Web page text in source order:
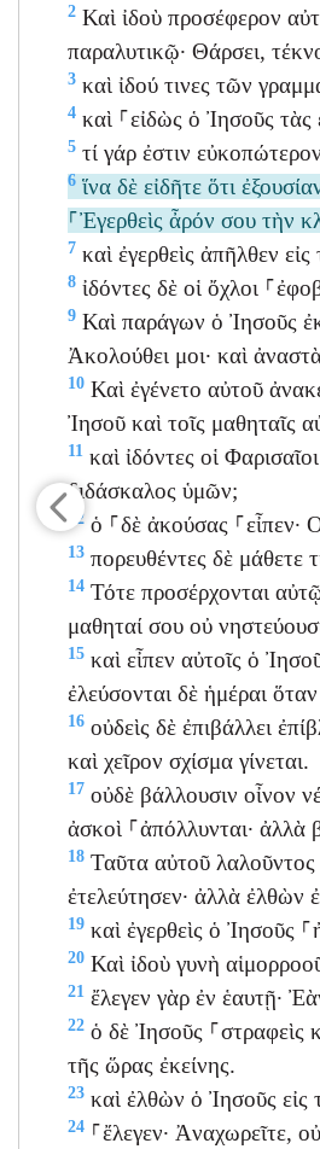
2 Καὶ ἰδοὺ προσέφερον
παραλυτικῷ· Θάρσει,
3 καὶ ἰδού τινες τῶν
4 καὶ ⸀εἰδὼς ὁ Ἰησοῦς τὰς
5 τί γάρ ἐστιν
6 ἵνα δὲ εἰδῆτε ὅτι
⸀Ἐγερθεὶς ἆρόν σου τὴν
7 καὶ ἐγερθεὶς ἀπῆλθεν
8 ἰδόντες δὲ οἱ ὄχλοι
9 Καὶ παράγων ὁ Ἰησοῦς
Ἀκολούθει μοι· καὶ
10 Καὶ ἐγένετο αὐτοῦ
Ἰησοῦ καὶ τοῖς μαθηταῖς
11 καὶ ἰδόντες οἱ
διδάσκαλος ὑμῶν;
12 ὁ ⸀δὲ ἀκούσας ⸀εἶπεν·
13 πορευθέντες δὲ μάθετε
14 Τότε προσέρχονται
μαθηταί σου οὐ
15 καὶ εἶπεν αὐτοῖς ὁ
ἐλεύσονται δὲ ἡμέραι
16 οὐδεὶς δὲ ἐπιβάλλει
καὶ χεῖρον σχίσμα γίνεται.
17 οὐδὲ βάλλουσιν οἶνον
ἀσκοὶ ⸀ἀπόλλυνται· ἀλλὰ
18 Ταῦτα αὐτοῦ
ἐτελεύτησεν· ἀλλὰ ἐλθὼν
19 καὶ ἐγερθεὶς ὁ Ἰησοῦς
20 Καὶ ἰδοὺ γυνὴ
21 ἔλεγεν γὰρ ἐν ἑαυτῇ·
22 ὁ δὲ Ἰησοῦς ⸀στραφεὶς
τῆς ὥρας ἐκείνης.
23 καὶ ἐλθὼν ὁ Ἰησοῦς εἰς
24 ⸀ἔλεγεν· Ἀναχωρεῖτε,